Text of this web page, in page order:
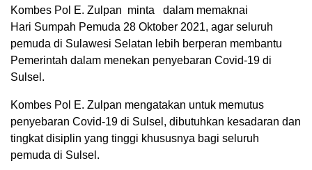
Kombes Pol E. Zulpan minta dalam memaknai
Hari Sumpah Pemuda 28 Oktober 2021, agar seluruh
pemuda di Sulawesi Selatan lebih berperan membantu
Pemerintah dalam menekan penyebaran Covid-19 di
Sulsel.
Kombes Pol E. Zulpan mengatakan untuk memutus
penyebaran Covid-19 di Sulsel, dibutuhkan kesadaran dan
tingkat disiplin yang tinggi khususnya bagi seluruh
pemuda di Sulsel.